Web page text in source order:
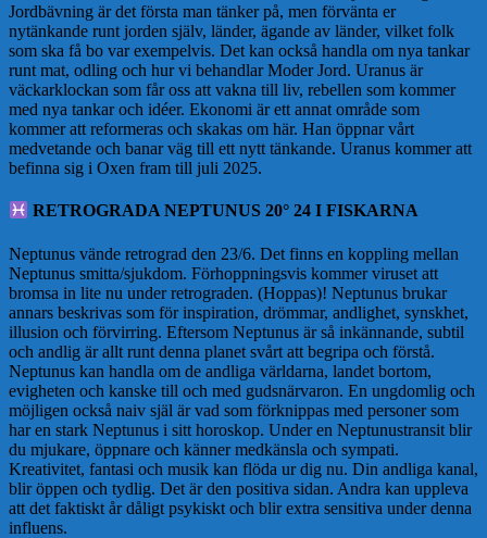
Jordbävning är det första man tänker på, men förvänta er
nytänkande runt jorden själv, länder, ägande av länder, vilket folk
som ska få bo var exempelvis. Det kan också handla om nya tankar
runt mat, odling och hur vi behandlar Moder Jord. Uranus är
väckarklockan som får oss att vakna till liv, rebellen som kommer
med nya tankar och idéer. Ekonomi är ett annat område som
kommer att reformeras och skakas om här. Han öppnar vårt
medvetande och banar väg till ett nytt tänkande. Uranus kommer att
befinna sig i Oxen fram till juli 2025.
RETROGRADA NEPTUNUS 20° 24 I FISKARNA
Neptunus vände retrograd den 23/6. Det finns en koppling mellan
Neptunus smitta/sjukdom. Förhoppningsvis kommer viruset att
bromsa in lite nu under retrograden. (Hoppas)! Neptunus brukar
annars beskrivas som för inspiration, drömmar, andlighet, synskhet,
illusion och förvirring. Eftersom Neptunus är så inkännande, subtil
och andlig är allt runt denna planet svårt att begripa och förstå.
Neptunus kan handla om de andliga världarna, landet bortom,
evigheten och kanske till och med gudsnärvaron. En ungdomlig och
möjligen också naiv själ är vad som förknippas med personer som
har en stark Neptunus i sitt horoskop. Under en Neptunustransit blir
du mjukare, öppnare och känner medkänsla och sympati.
Kreativitet, fantasi och musik kan flöda ur dig nu. Din andliga kanal,
blir öppen och tydlig. Det är den positiva sidan. Andra kan uppleva
att det faktiskt år dåligt psykiskt och blir extra sensitiva under denna
influens.